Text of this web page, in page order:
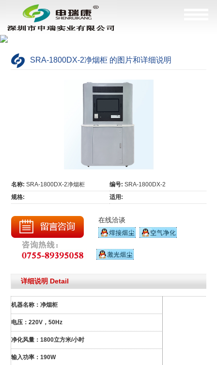
SRA-1800DX-2净烟柜 的图片和详细说明
名称: SRA-1800DX-2净烟柜 编号: SRA-1800DX-2
规格:
适用:
在线洽谈
详细说明 Detail
机器名称：净烟柜
电压：220V，50Hz
净化风量：1800立方米/小时
输入功率：190W